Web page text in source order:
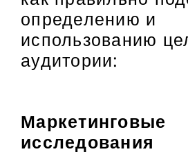
определению и
использованию
аудитории:
Маркетинговые
исследования